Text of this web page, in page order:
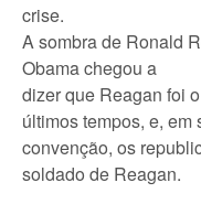
crise.
A sombra de Ronald
Obama chegou a
dizer que Reagan foi
últimos tempos, e, em
convenção, os
soldado de Reagan.